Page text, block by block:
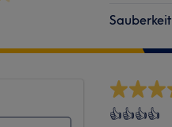
Sauberkeit
👍👍👍👍